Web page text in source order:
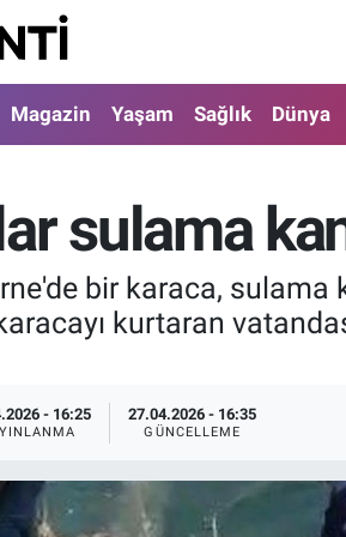
Magazin Yaşam Sağlık Dünya
sulama
bir karaca,
kurtaran
- 16:25 27.04.2026 - 16:35
GÜNCELLEME